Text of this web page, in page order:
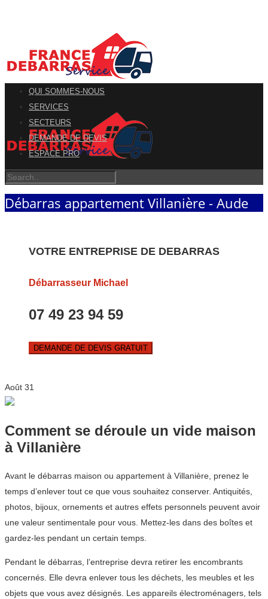
QUI SOMMES-NOUS
SERVICES
SECTEURS
DEMANDE DE DEVIS
ESPACE PRO
Débarras appartement Villanière - Aude
VOTRE ENTREPRISE DE DEBARRAS
Débarrasseur Michael
07 49 23 94 59
DEMANDE DE DEVIS GRATUIT
Août 31
Comment se déroule un vide maison
à Villanière
Avant le débarras maison ou appartement à Villanière, prenez le
temps d’enlever tout ce que vous souhaitez conserver. Antiquités,
photos, bijoux, ornements et autres effets personnels peuvent avoir
une valeur sentimentale pour vous. Mettez-les dans des boîtes et
gardez-les pendant un certain temps.
Pendant le débarras, l’entreprise devra retirer les encombrants
concernés. Elle devra enlever tous les déchets, les meubles et les
objets que vous avez désignés. Les appareils électroménagers, tels